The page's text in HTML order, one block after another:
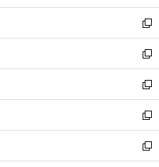
開
く
ウ
で
開
く
ン
ド
ウ
で
開
く
ウ
ィ
ン
ド
ウ
で
開
く
新
し
い
ウ
ィ
ン
ド
ウ
で
開
新
し
い
ウ
ィ
ン
ド
ウ
新
し
い
ウ
ィ
ン
新
し
い
ウ
新
し